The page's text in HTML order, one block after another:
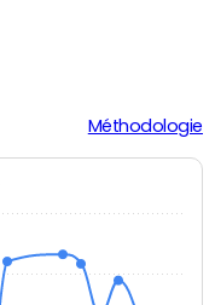
Méthodologie